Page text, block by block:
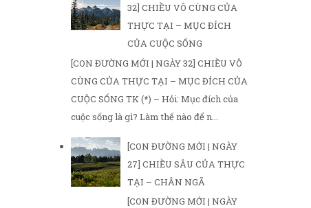
32] CHIỀU VÔ CÙNG CỦA
THỰC TẠI – MỤC ĐÍCH
CỦA CUỘC SỐNG
[CON ĐƯỜNG MỚI | NGÀY 32] CHIỀU VÔ
CÙNG CỦA THỰC TẠI – MỤC ĐÍCH CỦA
CUỘC SỐNG TK (*) – Hỏi: Mục đích của
cuộc sống là gì? Làm thế nào để n...
[CON ĐƯỜNG MỚI | NGÀY
27] CHIỀU SÂU CỦA THỰC
TẠI – CHÂN NGÃ
[CON ĐƯỜNG MỚI | NGÀY